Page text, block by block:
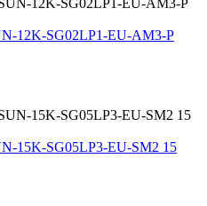
12K-SG02LP1-EU-AM3-P
15K-SG05LP3-EU-SM2 15